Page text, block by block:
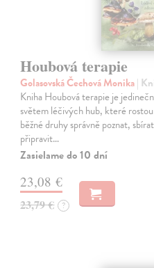
Houbová terapie
Golasovská Čechová Monika|
Kniha Houbová terapie je
světem léčivých hub, které
běžné druhy správně poznat,
připravit…
Zasielame do 10 dní
23,08 €
23,79 € ?